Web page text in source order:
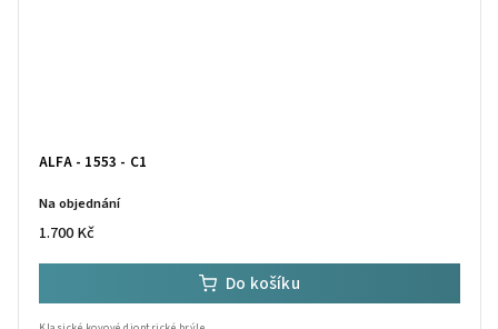
ALFA - 1553 - C1
Na objednání
1.700 Kč
Do košíku